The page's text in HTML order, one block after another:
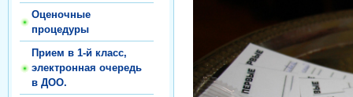
Оценочные
процедуры
Прием в 1-й класс,
электронная очередь
в ДОО.